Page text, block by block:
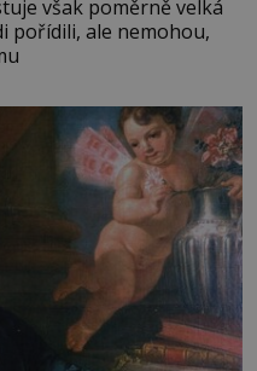
však poměrně velká
pořídili, ale nemohou,